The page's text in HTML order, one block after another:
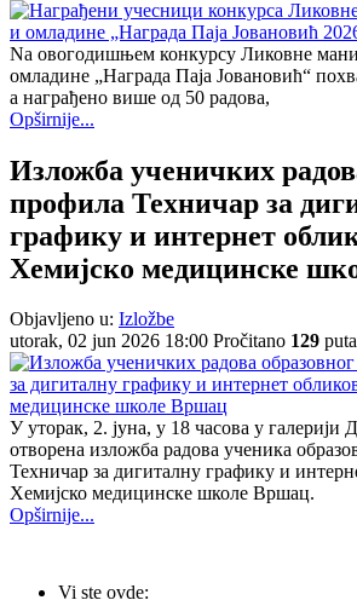
Na oвогодишњем конкурсу Ликовне
омладине „Награда Паја Јовановић“
а награђено више од 50 радова,
Opširnije...
Изложба ученичких
профила Техничар за
графику и интернет
Хемијско медицинске
Objavljeno u: Izložbe
utorak, 02 jun 2026 18:00 Pročitano 129 puta
У уторак, 2. јуна, у 18 часова у галерији
отворена изложба радова ученика
Техничар за дигиталну графику и
Хемијско медицинске школе Вршац.
Opširnije...
Vi ste ovde: